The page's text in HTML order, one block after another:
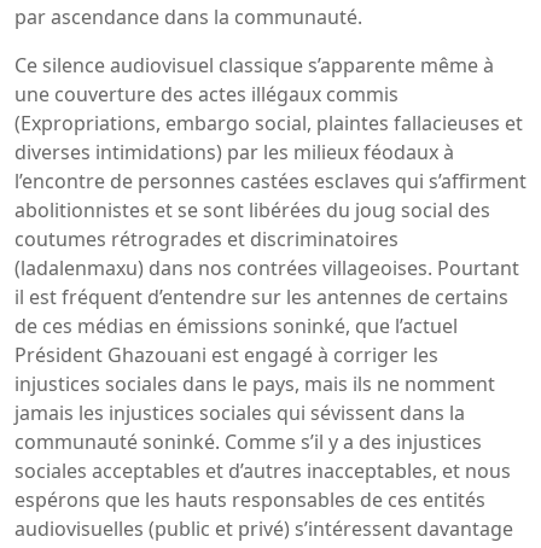
par ascendance dans la communauté.
Ce silence audiovisuel classique s’apparente même à
une couverture des actes illégaux commis
(Expropriations, embargo social, plaintes fallacieuses et
diverses intimidations) par les milieux féodaux à
l’encontre de personnes castées esclaves qui s’affirment
abolitionnistes et se sont libérées du joug social des
coutumes rétrogrades et discriminatoires
(ladalenmaxu) dans nos contrées villageoises. Pourtant
il est fréquent d’entendre sur les antennes de certains
de ces médias en émissions soninké, que l’actuel
Président Ghazouani est engagé à corriger les
injustices sociales dans le pays, mais ils ne nomment
jamais les injustices sociales qui sévissent dans la
communauté soninké. Comme s’il y a des injustices
sociales acceptables et d’autres inacceptables, et nous
espérons que les hauts responsables de ces entités
audiovisuelles (public et privé) s’intéressent davantage